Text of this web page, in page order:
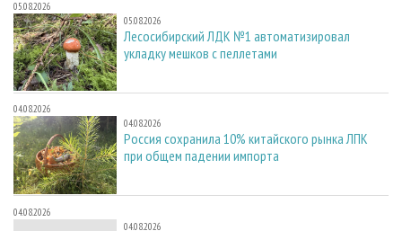
05.08.2026
05.08.2026
Лесосибирский ЛДК №1 автоматизировал
укладку мешков с пеллетами
04.08.2026
04.08.2026
Россия сохранила 10% китайского рынка ЛПК
при общем падении импорта
04.08.2026
04.08.2026